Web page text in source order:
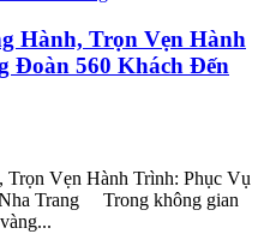
Hành, Trọn Vẹn Hành
Đoàn 560 Khách Đến
Vẹn Hành Trình: Phục Vụ
Trang Trong không gian